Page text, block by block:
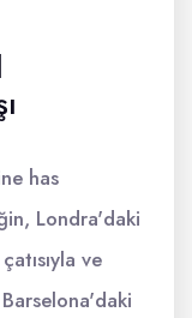
has
Londra'daki
ve